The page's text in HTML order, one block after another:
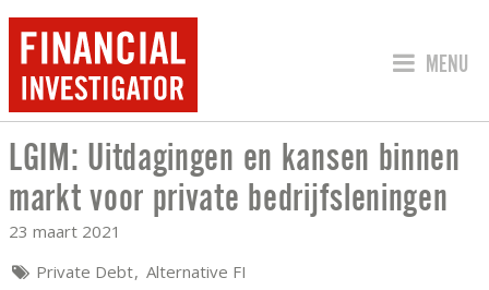
SPRING
MENU
LGIM: UITDAGINGEN EN KANSEN
LGIM: Uitdagingen en kansen binnen
markt voor private bedrijfsleningen
23 maart 2021
Private Debt Alternative FI